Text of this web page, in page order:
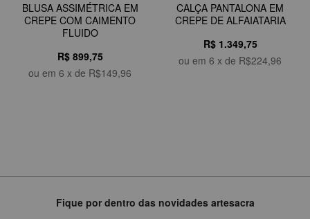
BLUSA ASSIMÉTRICA EM
CREPE COM CAIMENTO
FLUIDO
R$ 899,75
ou em 6 x de R$149,96
CALÇA PANTALONA EM
CREPE DE ALFAIATARIA
R$ 1.349,75
ou em 6 x de R$224,96
Fique por dentro das novidades artesacra